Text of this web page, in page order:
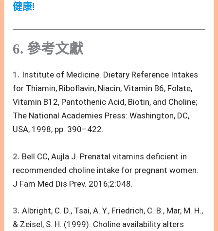
健康!
6. 參考文獻
1. Institute of Medicine. Dietary Reference Intakes
for Thiamin, Riboflavin, Niacin, Vitamin B6, Folate,
Vitamin B12, Pantothenic Acid, Biotin, and Choline;
The National Academies Press: Washington, DC,
USA, 1998; pp. 390–422.
2. Bell CC, Aujla J. Prenatal vitamins deficient in
recommended choline intake for pregnant women.
J Fam Med Dis Prev. 2016;2:048.
3.Albright, C. D., Tsai, A. Y., Friedrich, C. B., Mar, M. H.,
& Zeisel, S. H. (1999). Choline availability alters